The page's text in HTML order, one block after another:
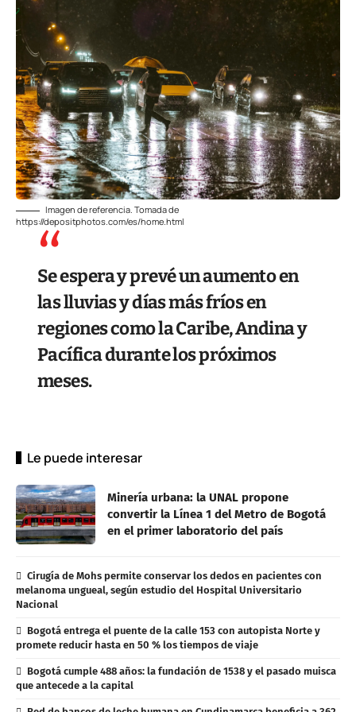
Imagen de referencia. Tomada de
https://depositphotos.com/es/home.html
Se espera y prevé un aumento en
las lluvias y días más fríos en
regiones como la Caribe, Andina y
Pacífica durante los próximos
meses.
Le puede interesar
Minería urbana: la UNAL propone
convertir la Línea 1 del Metro de Bogotá
en el primer laboratorio del país
Cirugía de Mohs permite conservar los dedos en pacientes con
melanoma ungueal, según estudio del Hospital Universitario
Nacional
Bogotá entrega el puente de la calle 153 con autopista Norte y
promete reducir hasta en 50 % los tiempos de viaje
Bogotá cumple 488 años: la fundación de 1538 y el pasado muisca
que antecede a la capital